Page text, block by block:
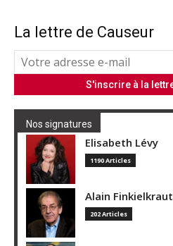
La lettre de Causeur
Nos signatures
Elisabeth Lévy
1190 Articles
Alain Finkielkraut
202 Articles